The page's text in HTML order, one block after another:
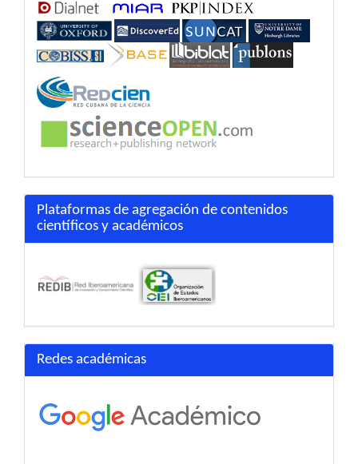
Plataformas de agregación de contenidos
científicos y académicos
Redes académicas